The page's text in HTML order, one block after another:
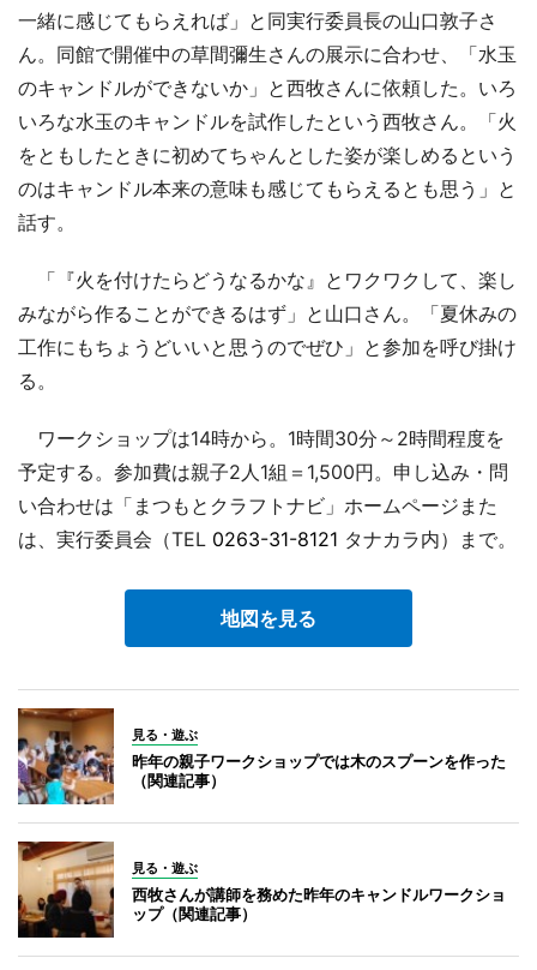
一緒に感じてもらえれば」と同実行委員長の山口敦子さ
ん。同館で開催中の草間彌生さんの展示に合わせ、「水玉
のキャンドルができないか」と西牧さんに依頼した。いろ
いろな水玉のキャンドルを試作したという西牧さん。「火
をともしたときに初めてちゃんとした姿が楽しめるという
のはキャンドル本来の意味も感じてもらえるとも思う」と
話す。
「『火を付けたらどうなるかな』とワクワクして、楽し
みながら作ることができるはず」と山口さん。「夏休みの
工作にもちょうどいいと思うのでぜひ」と参加を呼び掛け
る。
ワークショップは14時から。1時間30分～2時間程度を
予定する。参加費は親子2人1組＝1,500円。申し込み・問
い合わせは「まつもとクラフトナビ」ホームページまた
は、実行委員会（TEL 0263-31-8121 タナカラ内）まで。
地図を見る
見る・遊ぶ
昨年の親子ワークショップでは木のスプーンを作った
（関連記事）
見る・遊ぶ
西牧さんが講師を務めた昨年のキャンドルワークショ
ップ（関連記事）